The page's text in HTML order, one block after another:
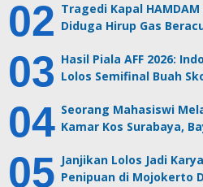
Tragedi Kapal
Diduga Hirup Gas
Hasil Piala AFF 2026:
Lolos Semifinal Buah
Seorang Mahasiswi
Kamar Kos Surabaya,
Janjikan Lolos Jadi
Penipuan di Mojokerto